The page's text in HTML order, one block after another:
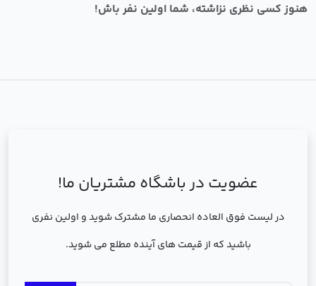
هنوز کسی نظری نزاشته، شما اولین نفر باش!
عضویت در باشگاه مشتریان ما!
در لیست فوق العاده انحصاری ما مشترک شوید و اولین نفری
باشید که از قیمت های آینده مطلع می شوید.